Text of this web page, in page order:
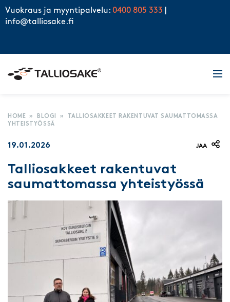
Skip to content
Vuokraus ja myyntipalvelu: 0400 805 333
info@talliosake.fi
HOME » BLOGI »
TALLIOSAKKEET RAKENTUVAT SAUMATTOMASSA
YHTEISTYÖSSÄ
19.01.2026 JAA
Talliosakkeet rakentuvat
saumattomassa yhteistyössä